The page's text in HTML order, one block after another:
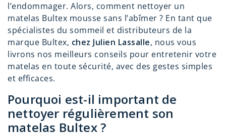
l’endommager. Alors, comment nettoyer un
matelas Bultex mousse sans l’abîmer ? En tant que
spécialistes du sommeil et distributeurs de la
marque Bultex, chez Julien Lassalle, nous vous
livrons nos meilleurs conseils pour entretenir votre
matelas en toute sécurité, avec des gestes simples
et efficaces.
Pourquoi est-il important de
nettoyer régulièrement son
matelas Bultex ?